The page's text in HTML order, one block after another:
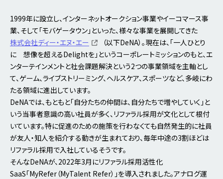
1999年に設立し、インターネットオークション事業やイーコマース事
業、そして「モバゲータウン」といった、様々な事業を展開してきた
株式会社ディー・エヌ・エー
（以下DeNA）。現在は、「一人ひとり
に 想像を超えるDelightを」というコーポレートミッションのもと、エ
ンターテインメントと社会課題解決という2つの事業領域を主軸とし
て、ゲーム、ライブストリーミング、ヘルスケア、スポーツなど、多岐にわ
たる領域に進出しています。
DeNAでは、もともと「自分たちの仲間は、自分たちで増やしていく」と
いう当事者意識の高い社員が多く、リファラル採用が文化として根付
いています。特に促進のための施策を行わなくても自然発生的に社員
が友人・知人を紹介する動きが生まれており、毎年中途の3割ほどは
リファラル採用で入社しているそうです。
そんなDeNAが、2022年3月にリファラル採用活性化
SaaS「MyRefer（MyTalent Refer）」を導入されました。アナログ運